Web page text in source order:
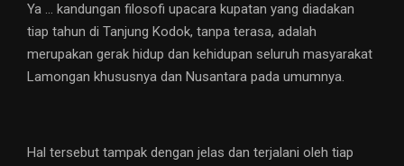
Ya … kandungan filosofi upacara kupatan yang diadakan
tiap tahun di Tanjung Kodok, tanpa terasa, adalah
merupakan gerak hidup dan kehidupan seluruh masyarakat
Lamongan khususnya dan Nusantara pada umumnya.
Hal tersebut tampak dengan jelas dan terjalani oleh tiap